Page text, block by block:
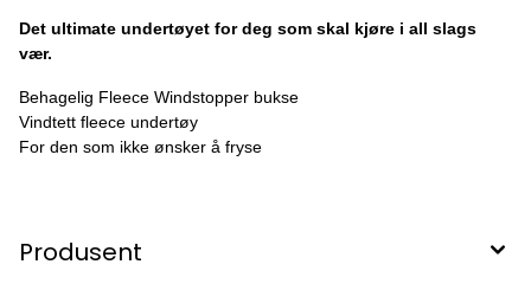
Det ultimate undertøyet for deg som skal kjøre i all slags
vær.
Behagelig Fleece Windstopper bukse
Vindtett fleece undertøy
For den som ikke ønsker å fryse
Produsent